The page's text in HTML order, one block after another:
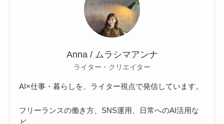
Anna / ムラシマアンナ
ライター・クリエイター
AI×仕事・暮らしを、ライター視点で発信しています。
フリーランスの働き方、SNS運用、日常へのAI活用な
ど。